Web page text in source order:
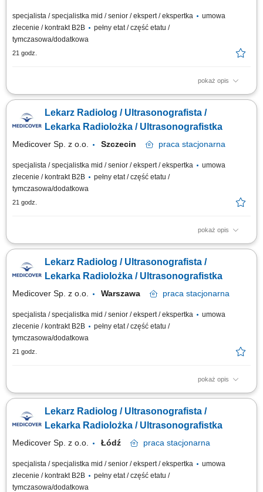
specjalista / specjalistka mid / senior / ekspert / ekspertka
umowa
zlecenie / kontrakt B2B
pełny etat / część etatu /
tymczasowa/dodatkowa
21 godz.
pokaż opis
Będziesz odpowiedzialny/-a za: wykonywanie i opis badań USG ​​
ekipy medycznej i stań się #bohaterem opieki zdrowotnej! Szukamy
Ciebie, jeśli​: ukończyłeś/-aś specjalizację lub jesteś w jej trakcie
Lekarz Radiolog / Ultrasonografista /
Lekarka Radiolożka / Ultrasonografistka
Medicover Sp. z o.o. Szczecin praca stacjonarna
specjalista / specjalistka mid / senior / ekspert / ekspertka
umowa
zlecenie / kontrakt B2B
pełny etat / część etatu /
tymczasowa/dodatkowa
21 godz.
pokaż opis
Będziesz odpowiedzialny/-a za: wykonywanie i opis badań USG ​​
ekipy medycznej i stań się #bohaterem opieki zdrowotnej! Szukamy
Ciebie, jeśli​: ukończyłeś/-aś specjalizację lub jesteś w jej trakcie
Lekarz Radiolog / Ultrasonografista /
Lekarka Radiolożka / Ultrasonografistka
Medicover Sp. z o.o. Warszawa praca stacjonarna
specjalista / specjalistka mid / senior / ekspert / ekspertka
umowa
zlecenie / kontrakt B2B
pełny etat / część etatu /
tymczasowa/dodatkowa
21 godz.
pokaż opis
Będziesz odpowiedzialny/-a za: wykonywanie i opis badań USG ​​
ekipy medycznej i stań się #bohaterem opieki zdrowotnej! Szukamy
Ciebie, jeśli​: ukończyłeś/-aś specjalizację lub jesteś w jej trakcie
Lekarz Radiolog / Ultrasonografista /
Lekarka Radiolożka / Ultrasonografistka
Medicover Sp. z o.o. Łódź praca stacjonarna
specjalista / specjalistka mid / senior / ekspert / ekspertka
umowa
zlecenie / kontrakt B2B
pełny etat / część etatu /
tymczasowa/dodatkowa